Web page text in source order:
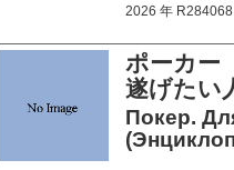
2026 年 R284068
ポーカー
遂げた
Покер.